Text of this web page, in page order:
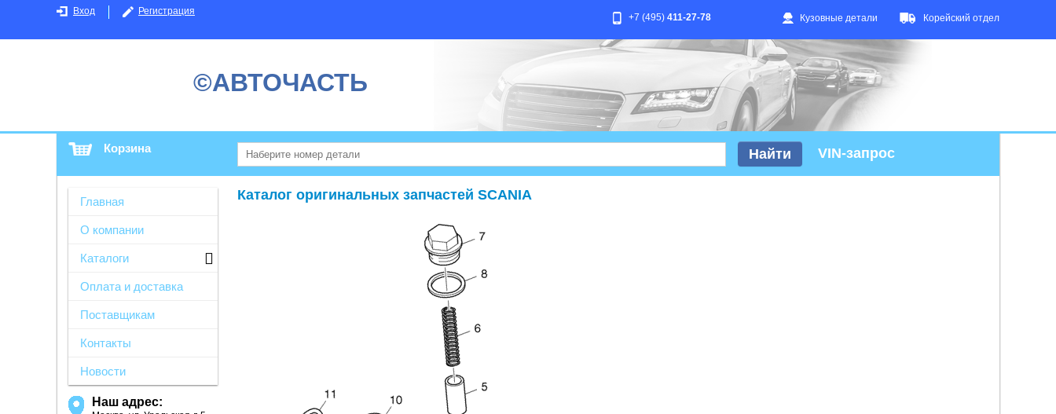
Вход Регистрация
Кузовные детали Корейский отдел
+7 (495) 411-27-78
©АВТОЧАСТЬ
Корзина VIN-запрос
Главная
О компании
Каталоги
Оплата и доставка
Поставщикам
Контакты
Новости
Наш адрес:
Каталог оригинальных запчастей SCANIA